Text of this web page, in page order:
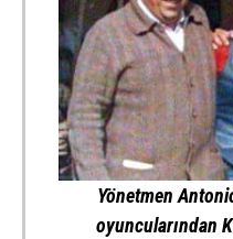
Yönetmen
oyuncularından